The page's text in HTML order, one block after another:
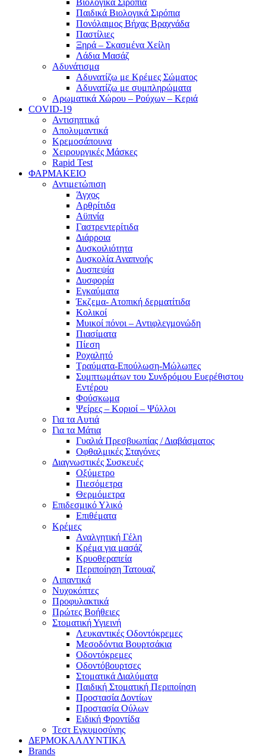
Βιολογικά Σιρόπια
Παιδικά Βιολογικά Σιρόπια
Πονόλαιμος Βήχας Βραχνάδα
Παστίλιες
Ξηρά – Σκασμένα Χείλη
Λάδια Μασάζ
Αδυνάτισμα
Αδυνατίζω με Κρέμες Σώματος
Αδυνατίζω με συμπληρώματα
Αρωματικά Χώρου – Ρούχων – Κεριά
COVID-19
Αντισηπτικά
Απολυμαντικά
Κρεμοσάπουνα
Χειρουργικές Μάσκες
Rapid Test
ΦΑΡΜΑΚΕΙΟ
Αντιμετώπιση
Άγχος
Αρθρίτιδα
Αϋπνία
Γαστρεντερίτιδα
Διάρροια
Δυσκοιλιότητα
Δυσκολία Αναπνοής
Δυσπεψία
Δυσφορία
Εγκαύματα
Έκζεμα- Ατοπική δερματίτιδα
Κολικοί
Μυικοί πόνοι – Αντιφλεγμονώδη
Πιασίματα
Πίεση
Ροχαλητό
Τραύματα-Επούλωση-Μώλωπες
Συμπτωμάτων του Συνδρόμου Ευερέθιστου
Εντέρου
Φούσκωμα
Ψείρες – Κοριοί – Ψύλλοι
Για τα Αυτιά
Για τα Μάτια
Γυαλιά Πρεσβυωπίας / Διαβάσματος
Οφθαλμικές Σταγόνες
Διαγνωστικές Συσκευές
Οξύμετρο
Πιεσόμετρα
Θερμόμετρα
Επιδεσμικό Υλικό
Επιθέματα
Κρέμες
Αναλγητική Γέλη
Κρέμα για μασάζ
Κρυοθεραπεία
Περιποίηση Τατουαζ
Λιπαντικά
Νυχοκόπτες
Προφυλακτικά
Πρώτες Βοήθειες
Στοματική Υγιεινή
Λευκαντικές Οδοντόκρεμες
Μεσοδόντια Βουρτσάκια
Οδοντόκρεμες
Οδοντόβουρτσες
Στοματικά Διαλύματα
Παιδική Στοματική Περιποίηση
Προστασία Δοντίων
Προστασία Ούλων
Ειδική Φροντίδα
Τεστ Εγκυμοσύνης
ΔΕΡΜΟΚΑΛΛΥΝΤΙΚΑ
Brands